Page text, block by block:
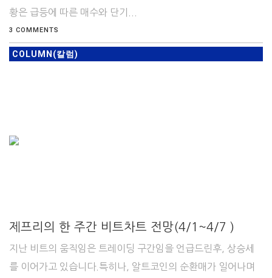
황은 급등에 따른 매수와 단기...
3 COMMENTS
COLUMN(칼럼)
제프리의 한 주간 비트차트 전망(4/1~4/7 )
지난 비트의 움직임은 트레이딩 구간임을 언급드린후, 상승세
를 이어가고 있습니다.특히나, 알트코인의 순환매가 일어나며